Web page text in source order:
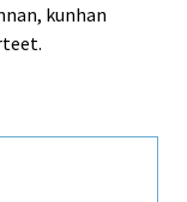
kunhan